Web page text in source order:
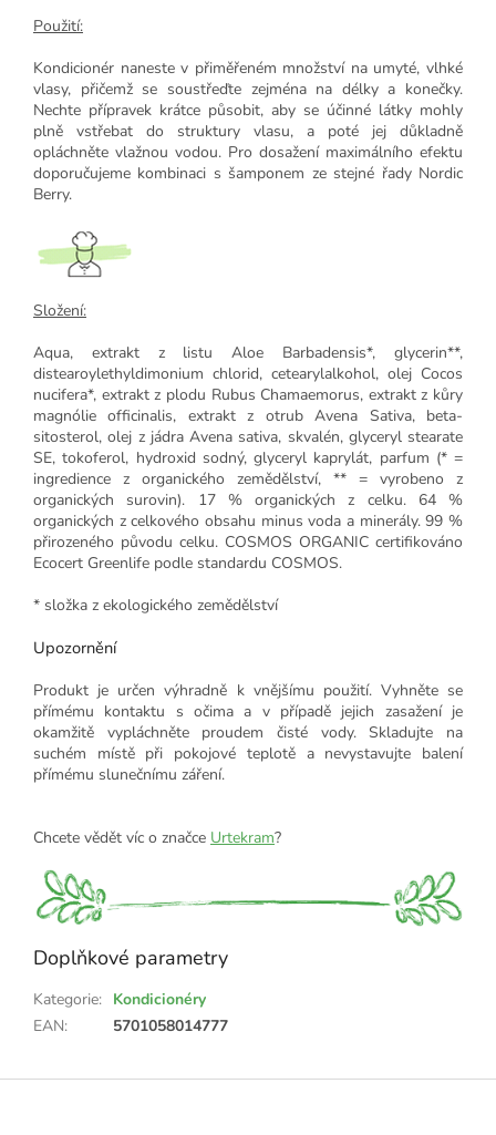
Použití:
Kondicionér naneste v přiměřeném množství na umyté, vlhké
vlasy, přičemž se soustřeďte zejména na délky a konečky.
Nechte přípravek krátce působit, aby se účinné látky mohly
plně vstřebat do struktury vlasu, a poté jej důkladně
opláchněte vlažnou vodou. Pro dosažení maximálního efektu
doporučujeme kombinaci s šamponem ze stejné řady Nordic
Berry.
Složení:
Aqua, extrakt z listu Aloe Barbadensis*, glycerin**,
distearoylethyldimonium chlorid, cetearylalkohol, olej Cocos
nucifera*, extrakt z plodu Rubus Chamaemorus, extrakt z kůry
magnólie officinalis, extrakt z otrub Avena Sativa, beta-
sitosterol, olej z jádra Avena sativa, skvalén, glyceryl stearate
SE, tokoferol, hydroxid sodný, glyceryl kaprylát, parfum (* =
ingredience z organického zemědělství, ** = vyrobeno z
organických surovin). 17 % organických z celku. 64 %
organických z celkového obsahu minus voda a minerály. 99 %
přirozeného původu celku. COSMOS ORGANIC certifikováno
Ecocert Greenlife podle standardu COSMOS.
* složka z ekologického zemědělství
Upozornění
Produkt je určen výhradně k vnějšímu použití. Vyhněte se
přímému kontaktu s očima a v případě jejich zasažení je
okamžitě vypláchněte proudem čisté vody. Skladujte na
suchém místě při pokojové teplotě a nevystavujte balení
přímému slunečnímu záření.
Chcete vědět víc o značce Urtekram?
Doplňkové parametry
Kategorie: Kondicionéry
EAN: 5701058014777
Z